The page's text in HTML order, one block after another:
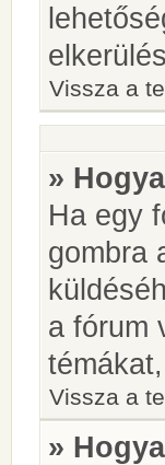
Vissza a
»
Ha egy
gombra
a fórum
Vissza a
»